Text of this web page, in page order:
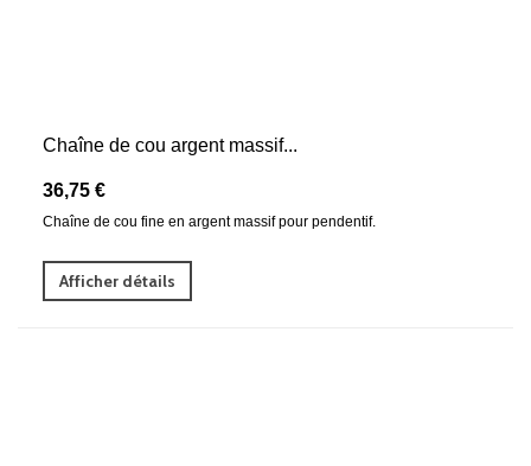
Chaîne de cou argent massif...
36,75 €
Chaîne de cou fine en argent massif pour pendentif.
Afficher détails